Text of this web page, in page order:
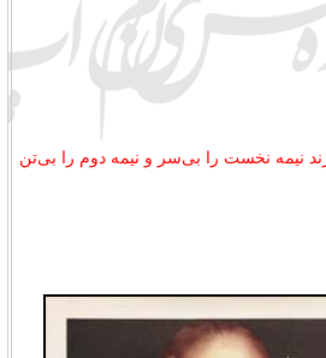
نیمه نخست را بی‌سر و نیمه دوم را بی‌تن